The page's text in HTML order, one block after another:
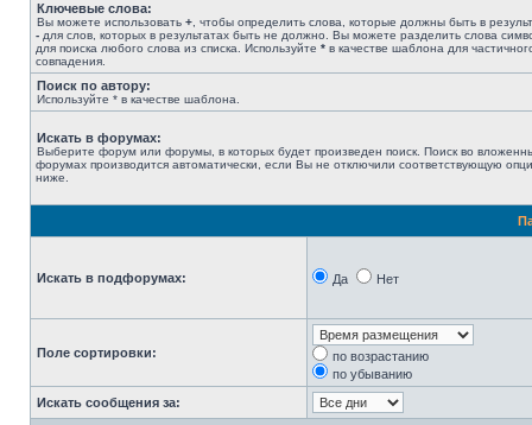
Ключевые слова:
Вы можете использовать + , чтобы определить слова, которые должны быть в
- для слов, которых в результатах быть не должно. Вы можете разделить слова
для поиска любого слова из списка. Используйте * в качестве шаблона для
совпадения.
Поиск по автору:
Используйте * в качестве шаблона.
Искать в форумах:
Выберите форум или форумы, в которых будет произведен поиск. Поиск во
форумах производится автоматически, если Вы не отключили соответствующую
ниже.
Искать в подфорумах: Да Нет
Поле сортировки:
по возрастанию
по убыванию
Искать сообщения за: